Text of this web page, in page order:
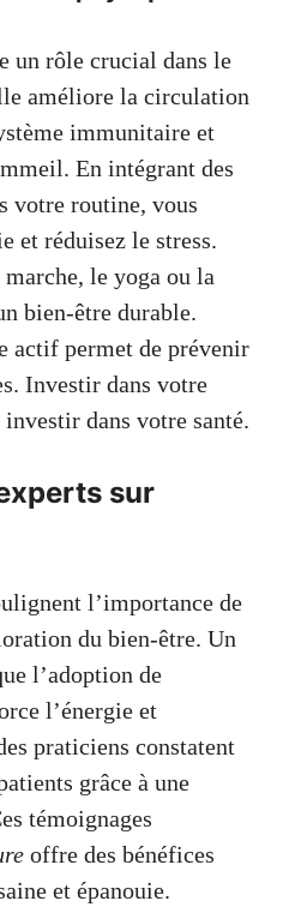
un rôle crucial dans le
améliore la circulation
immunitaire et
En intégrant des
votre routine, vous
et réduisez le stress.
le yoga ou la
bien-être durable.
actif permet de prévenir
Investir dans votre
dans votre santé.
sur
l’importance de
du bien-être. Un
l’adoption de
l’énergie et
praticiens constatent
grâce à une
témoignages
offre des bénéfices
et épanouie.